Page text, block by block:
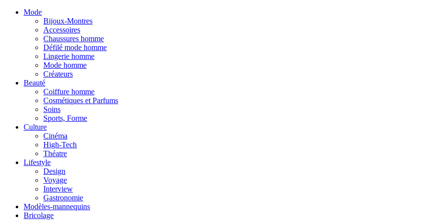
Mode
Bijoux-Montres
Accessoires
Chaussures homme
Défilé mode homme
Lingerie homme
Mode homme
Créateurs
Beauté
Coiffure homme
Cosmétiques et Parfums
Soins
Sports, Forme
Culture
Cinéma
High-Tech
Théatre
Lifestyle
Design
Voyage
Interview
Gastronomie
Modèles-mannequins
Bricolage